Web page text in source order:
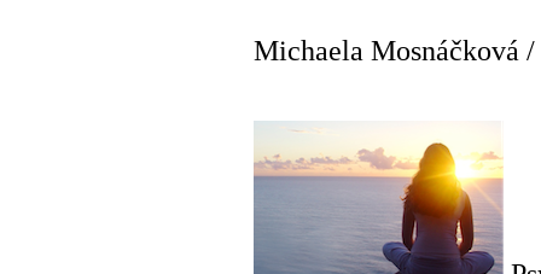
Michaela Mosnáčková /